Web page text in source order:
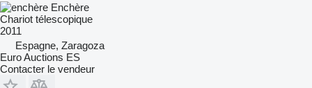
Enchère
Chariot télescopique
2011
Espagne, Zaragoza
Euro Auctions ES
Contacter le vendeur